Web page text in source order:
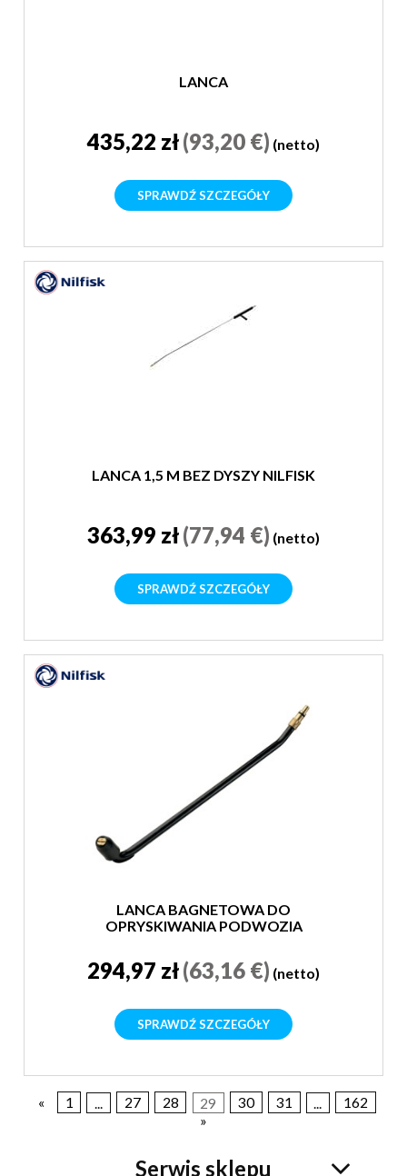
LANCA
435,22 zł(93,20 €) (netto)
SPRAWDŹ SZCZEGÓŁY
LANCA 1,5 M BEZ DYSZY NILFISK
363,99 zł(77,94 €) (netto)
SPRAWDŹ SZCZEGÓŁY
LANCA BAGNETOWA DO
OPRYSKIWANIA PODWOZIA
294,97 zł(63,16 €) (netto)
SPRAWDŹ SZCZEGÓŁY
« 1 27 28 29 30 31
162
»
Serwis sklepu